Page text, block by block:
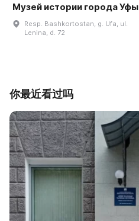
Музей истории города Уфы
Resp. Bashkortostan, g. Ufa, ul.
Lenina, d. 72
你最近看过吗